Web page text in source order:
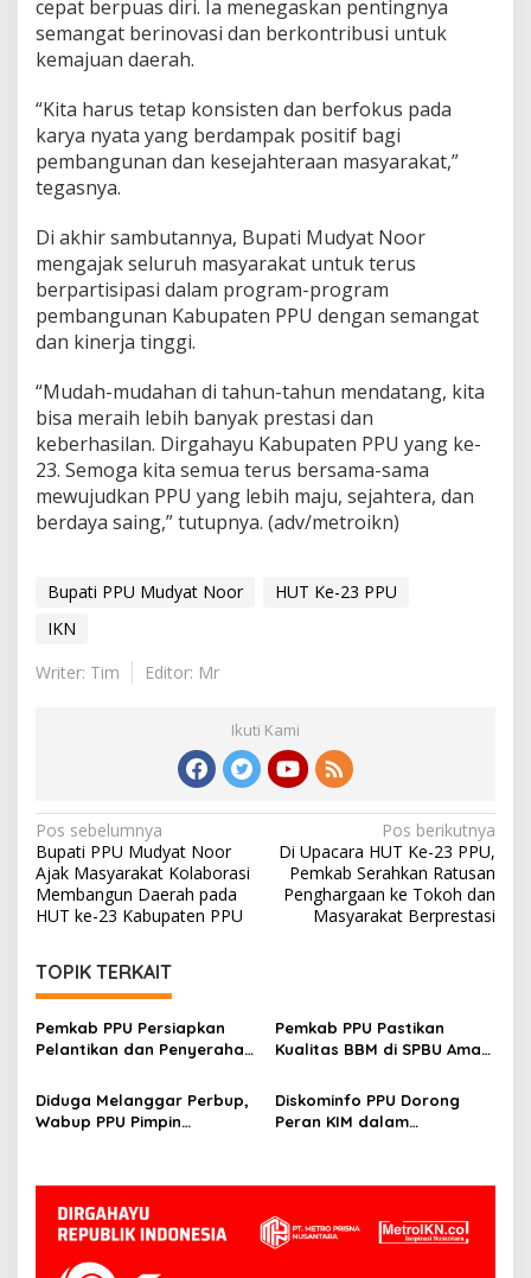
cepat berpuas diri. Ia menegaskan pentingnya
semangat berinovasi dan berkontribusi untuk
kemajuan daerah.
“Kita harus tetap konsisten dan berfokus pada
karya nyata yang berdampak positif bagi
pembangunan dan kesejahteraan masyarakat,”
tegasnya.
Di akhir sambutannya, Bupati Mudyat Noor
mengajak seluruh masyarakat untuk terus
berpartisipasi dalam program-program
pembangunan Kabupaten PPU dengan semangat
dan kinerja tinggi.
“Mudah-mudahan di tahun-tahun mendatang, kita
bisa meraih lebih banyak prestasi dan
keberhasilan. Dirgahayu Kabupaten PPU yang ke-
23. Semoga kita semua terus bersama-sama
mewujudkan PPU yang lebih maju, sejahtera, dan
berdaya saing,” tutupnya. (adv/metroikn)
Bupati PPU Mudyat Noor
HUT Ke-23 PPU
IKN
Writer: Tim
Editor: Mr
Ikuti Kami
Navigasi
pos
Pos sebelumnya
Bupati PPU Mudyat Noor
Ajak Masyarakat Kolaborasi
Membangun Daerah pada
HUT ke-23 Kabupaten PPU
Pos berikutnya
Di Upacara HUT Ke-23 PPU,
Pemkab Serahkan Ratusan
Penghargaan ke Tokoh dan
Masyarakat Berprestasi
TOPIK TERKAIT
Pemkab PPU Persiapkan
Pelantikan dan Penyerahan
Pemkab PPU Pastikan
Kualitas BBM di SPBU Aman
Monitoring Ketat
Diduga Melanggar Perbup,
Wabup PPU Pimpin
di Kelurahan Nenang
Diskominfo PPU Dorong
Peran KIM dalam